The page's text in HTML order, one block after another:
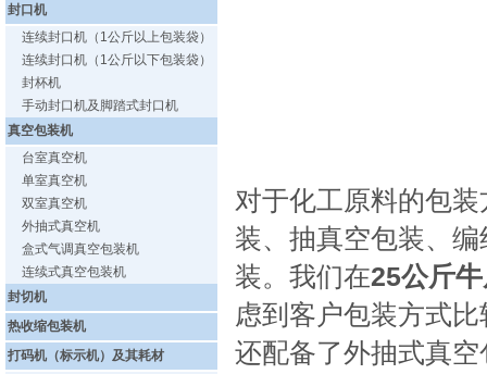
封口机
连续封口机（1公斤以上包装袋）
连续封口机（1公斤以下包装袋）
封杯机
手动封口机及脚踏式封口机
真空包装机
台室真空机
单室真空机
双室真空机
外抽式真空机
盒式气调真空包装机
连续式真空包装机
封切机
热收缩包装机
打码机（标示机）及其耗材
对于化工原料的包
装、抽真空包装、
装。我们在25公斤
虑到客户包装方式
还配备了外抽式真